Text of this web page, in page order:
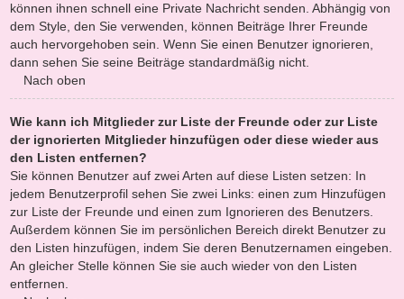
können ihnen schnell eine Private Nachricht senden. Abhängig von
dem Style, den Sie verwenden, können Beiträge Ihrer Freunde
auch hervorgehoben sein. Wenn Sie einen Benutzer ignorieren,
dann sehen Sie seine Beiträge standardmäßig nicht.
Nach oben
Wie kann ich Mitglieder zur Liste der Freunde oder zur Liste
der ignorierten Mitglieder hinzufügen oder diese wieder aus
den Listen entfernen?
Sie können Benutzer auf zwei Arten auf diese Listen setzen: In
jedem Benutzerprofil sehen Sie zwei Links: einen zum Hinzufügen
zur Liste der Freunde und einen zum Ignorieren des Benutzers.
Außerdem können Sie im persönlichen Bereich direkt Benutzer zu
den Listen hinzufügen, indem Sie deren Benutzernamen eingeben.
An gleicher Stelle können Sie sie auch wieder von den Listen
entfernen.